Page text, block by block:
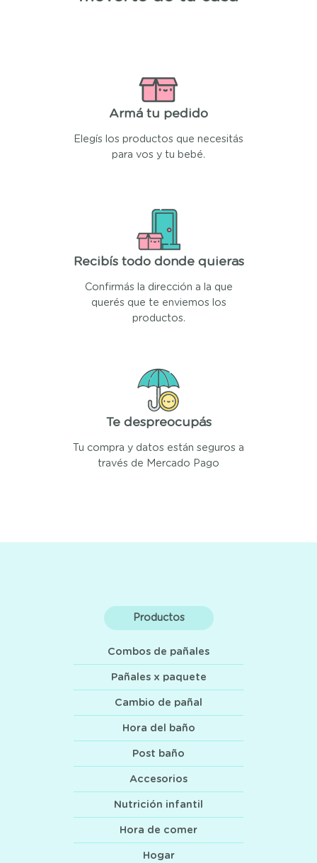
Armá tu pedido
Elegís los productos que necesitás
para vos y tu bebé.
Recibís todo donde quieras
Confirmás la dirección a la que
querés que te enviemos los
productos.
Te despreocupás
Tu compra y datos están seguros a
través de Mercado Pago
Productos
Combos de pañales
Pañales x paquete
Cambio de pañal
Hora del baño
Post baño
Accesorios
Nutrición infantil
Hora de comer
Hogar